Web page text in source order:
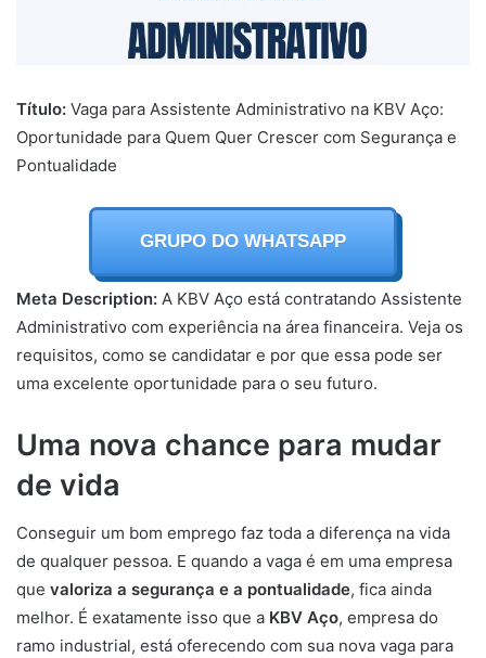
Título: Vaga para Assistente Administrativo na KBV Aço:
Oportunidade para Quem Quer Crescer com Segurança e
Pontualidade
GRUPO DO WHATSAPP
Meta Description: A KBV Aço está contratando Assistente
Administrativo com experiência na área financeira. Veja os
requisitos, como se candidatar e por que essa pode ser
uma excelente oportunidade para o seu futuro.
Uma nova chance para mudar
de vida
Conseguir um bom emprego faz toda a diferença na vida
de qualquer pessoa. E quando a vaga é em uma empresa
que valoriza a segurança e a pontualidade, fica ainda
melhor. É exatamente isso que a KBV Aço, empresa do
ramo industrial, está oferecendo com sua nova vaga para